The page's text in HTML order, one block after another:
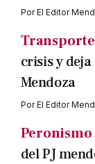
PorEl Editor
crisis y
Mendoza
PorEl Editor
Peronismo
del PJ